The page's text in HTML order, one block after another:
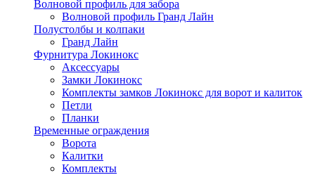
Волновой профиль для забора
Волновой профиль Гранд Лайн
Полустолбы и колпаки
Гранд Лайн
Фурнитура Локинокс
Аксессуары
Замки Локинокс
Комплекты замков Локинокс для ворот и калиток
Петли
Планки
Временные ограждения
Ворота
Калитки
Комплекты